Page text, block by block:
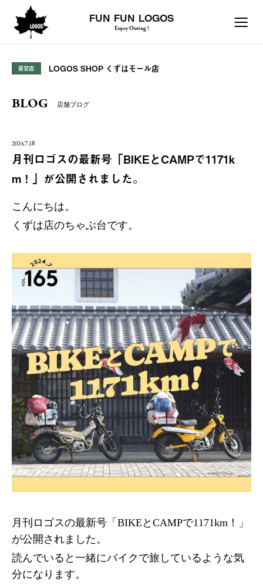
FUN FUN LOGOS
Enjoy Outing !
直営店 LOGOS SHOP くずはモール店
BLOG 店舗ブログ
2024.7.18
月刊ロゴスの最新号「BIKEとCAMPで1171k
m！」が公開されました。
こんにちは。
くずは店のちゃぶ台です。
月刊ロゴスの最新号「BIKEとCAMPで1171km！」
が公開されました。
読んでいると一緒にバイクで旅しているような気
分になります。